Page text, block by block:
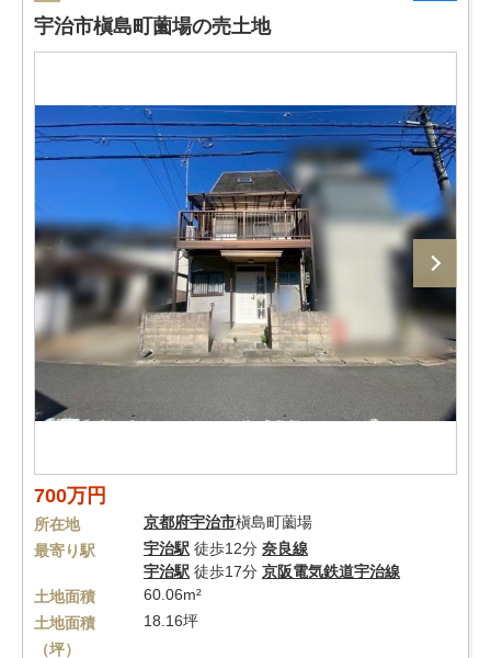
宇治市槇島町薗場の売土地
700万円
所在地 京都府宇治市槇島町薗場
最寄り駅
宇治駅 徒歩12分 奈良線
宇治駅 徒歩17分 京阪電気鉄道宇治線
土地面積
60.06m²
土地面積
（坪）
18.16坪